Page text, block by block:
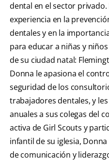
dental en el sector
experiencia en la
dentales y en la
para educar a niñas y
de su ciudad natal:
Donna le apasiona el
seguridad de los
trabajadores dentales, y
anuales a sus colegas del
activa de Girl Scouts y
infantil de su iglesia,
de comunicación y